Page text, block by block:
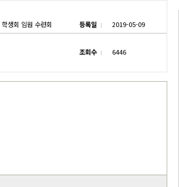
생회 임원 수련회 등록일 2019-05-09
조회수 6446